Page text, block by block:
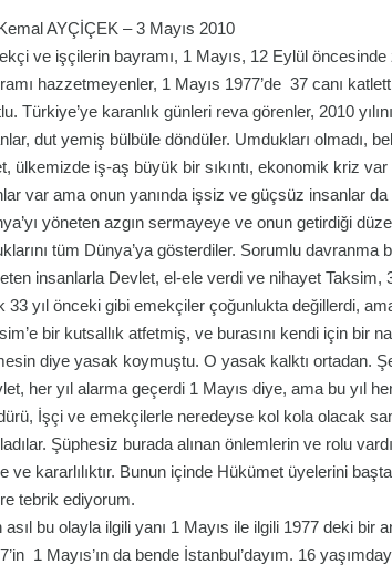
AYÇİÇEK – 3 Mayıs 2010
ve işçilerin bayramı, 1 Mayıs, 12 Eylül öncesinde
hazzetmeyenler, 1 Mayıs 1977’de 37 canı
Türkiye’ye karanlık günleri reva görenler, 2010
dut yemiş bülbüle döndüler. Umdukları olmadı,
ülkemizde iş-aş büyük bir sıkıntı, ekonomik kriz
var ama onun yanında işsiz ve güçsüz insanlar
yöneten azgın sermayeye ve onun getirdiği
tüm Dünya’ya gösterdiler. Sorumlu
insanlarla Devlet, el-ele verdi ve nihayet Taksim,
33 yıl önceki gibi emekçiler çoğunlukta değillerdi,
bir kutsallık atfetmiş, ve burasını kendi için
diye yasak koymuştu. O yasak kalktı ortadan.
her yıl alarma geçerdi 1 Mayıs diye, ama bu yıl
İşçi ve emekçilerle neredeyse kol kola olacak
Şüphesiz burada alınan önlemlerin ve rolu
ve kararlılıktır. Bunun içinde Hükümet üyelerini
tebrik ediyorum.
asıl bu olayla ilgili yanı 1 Mayıs ile ilgili 1977 deki bir
1 Mayıs’ın da bende İstanbul’dayım. 16